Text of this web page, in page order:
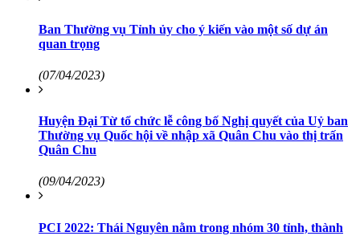
Ban Thường vụ Tỉnh ủy cho ý kiến vào một số dự án
quan trọng
(07/04/2023)
Huyện Đại Từ tổ chức lễ công bố Nghị quyết của Uỷ ban
Thường vụ Quốc hội về nhập xã Quân Chu vào thị trấn
Quân Chu
(09/04/2023)
PCI 2022: Thái Nguyên nằm trong nhóm 30 tỉnh, thành